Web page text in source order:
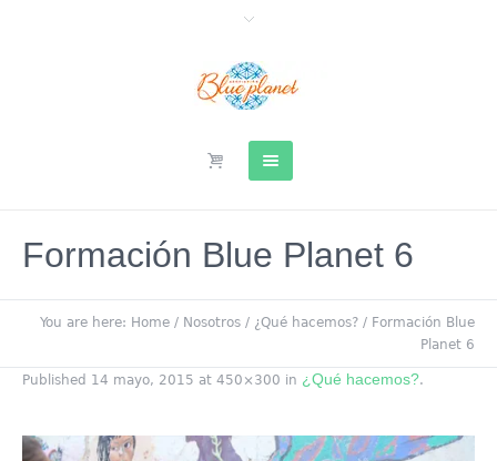
Formación Blue Planet 6
You are here: Home / Nosotros / ¿Qué hacemos? / Formación Blue
Planet 6
Published 14 mayo, 2015 at 450×300 in ¿Qué hacemos?.